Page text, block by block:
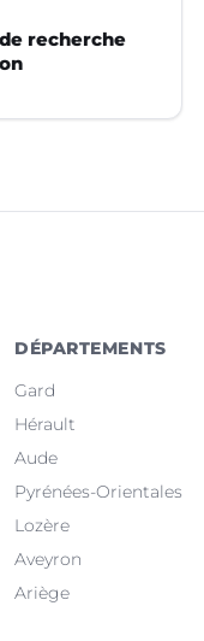
recherche
DÉPARTEMENTS
Gard
Hérault
Aude
Pyrénées-Orientales
Lozère
Aveyron
Ariège